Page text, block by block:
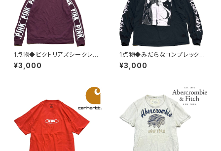
1点物◆ビクトリアズシークレッ
トPINKスウェットパーカー古着
メンズレディースOKアメカジ90
¥3,000
1点物◆みだらなコンプレックス
長袖ロンT黒プリントTシャツ古
着メンズLレディースOKアメカ
¥3,000